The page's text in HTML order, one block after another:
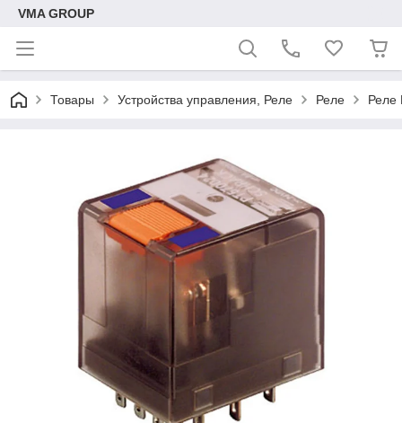
VMA GROUP
Товары Устройства управления, Реле Реле Реле